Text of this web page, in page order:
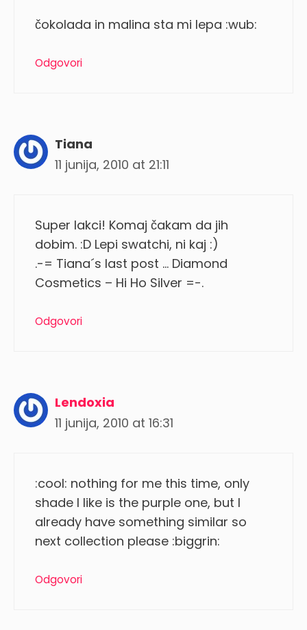
čokolada in malina sta mi lepa :wub:
Odgovori
Tiana
11 junija, 2010 at 21:11
Super lakci! Komaj čakam da jih
dobim. :D Lepi swatchi, ni kaj :)
.-= Tiana´s last post … Diamond
Cosmetics – Hi Ho Silver =-.
Odgovori
Lendoxia
11 junija, 2010 at 16:31
:cool: nothing for me this time, only
shade I like is the purple one, but I
already have something similar so
next collection please :biggrin:
Odgovori